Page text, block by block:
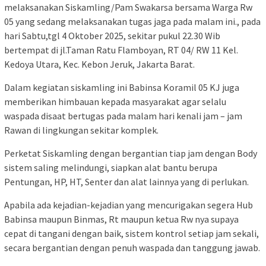
melaksanakan Siskamling/Pam Swakarsa bersama Warga Rw
05 yang sedang melaksanakan tugas jaga pada malam ini., pada
hari Sabtu,tgl 4 Oktober 2025, sekitar pukul 22.30 Wib
bertempat di jl.Taman Ratu Flamboyan, RT 04/ RW 11 Kel.
Kedoya Utara, Kec. Kebon Jeruk, Jakarta Barat.
Dalam kegiatan siskamling ini Babinsa Koramil 05 KJ juga
memberikan himbauan kepada masyarakat agar selalu
waspada disaat bertugas pada malam hari kenali jam – jam
Rawan di lingkungan sekitar komplek.
Perketat Siskamling dengan bergantian tiap jam dengan Body
sistem saling melindungi, siapkan alat bantu berupa
Pentungan, HP, HT, Senter dan alat lainnya yang di perlukan.
Apabila ada kejadian-kejadian yang mencurigakan segera Hub
Babinsa maupun Binmas, Rt maupun ketua Rw nya supaya
cepat di tangani dengan baik, sistem kontrol setiap jam sekali,
secara bergantian dengan penuh waspada dan tanggung jawab.